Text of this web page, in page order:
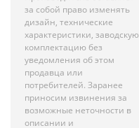
за собой право изменять
дизайн, технические
характеристики, заводскую
комплектацию без
уведомления об этом
продавца или
потребителей. Заранее
приносим извинения за
возможные неточности в
описании и